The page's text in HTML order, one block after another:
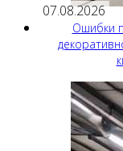
07.08.2026
Ошибки